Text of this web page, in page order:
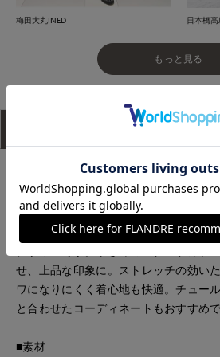
梅田大丸INED 日本橋
もっと見る
サイズ詳細
袖にレーザーカットで穴を開け、その
ッシュ柄の刺繍を施したオリジナルレ
カラップ柄のレースもあしらい、細部
せ、上品な印象に。ストレッチの効い
ワになりにくく着心地も快適。チュー
と合わせたコーディネートもおすすめで
■素材